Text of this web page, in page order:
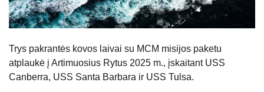
Trys pakrantės kovos laivai su MCM misijos paketu
atplaukė į Artimuosius Rytus 2025 m., įskaitant USS
Canberra, USS Santa Barbara ir USS Tulsa.